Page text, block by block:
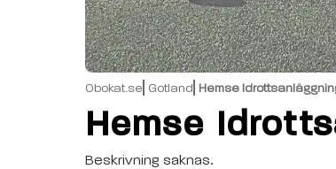
Obokat.se Gotland Hemse
Hemse
Beskrivning saknas.